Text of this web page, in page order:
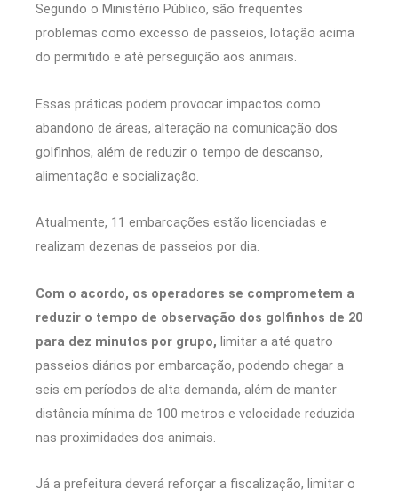
Segundo o Ministério Público, são frequentes
problemas como excesso de passeios, lotação acima
do permitido e até perseguição aos animais.
Essas práticas podem provocar impactos como
abandono de áreas, alteração na comunicação dos
golfinhos, além de reduzir o tempo de descanso,
alimentação e socialização.
Atualmente, 11 embarcações estão licenciadas e
realizam dezenas de passeios por dia.
Com o acordo, os operadores se comprometem a
reduzir o tempo de observação dos golfinhos de 20
para dez minutos por grupo, limitar a até quatro
passeios diários por embarcação, podendo chegar a
seis em períodos de alta demanda, além de manter
distância mínima de 100 metros e velocidade reduzida
nas proximidades dos animais.
Já a prefeitura deverá reforçar a fiscalização, limitar o